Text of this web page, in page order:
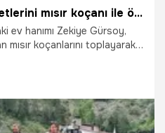
Bolu'nun yöresel kıyafetlerini mısır koçanı ile ördüğü bebeklerde yaşatıyor
ev hanımı Zekiye Gürsoy,
mısır koçanlarını toplayarak
bebeklere giydirerek hem
de sıfır atık felsefesini